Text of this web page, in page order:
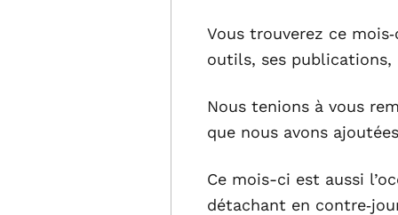
Vous trouverez ce
outils, ses publications,
Nous tenions à vous
que nous avons
Ce mois-ci est aussi
détachant en